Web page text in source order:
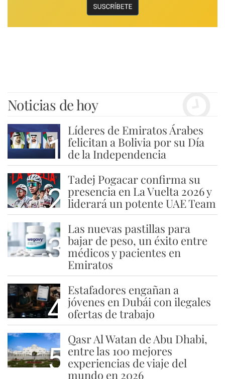
Noticias de hoy
1
Líderes de Emiratos Árabes
felicitan a Bolivia por su Día
de la Independencia
2
Tadej Pogacar confirma su
presencia en La Vuelta 2026 y
liderará un potente UAE Team
3
Las nuevas pastillas para
bajar de peso, un éxito entre
médicos y pacientes en
Emiratos
4
Estafadores engañan a
jóvenes en Dubái con ilegales
ofertas de trabajo
5
Qasr Al Watan de Abu Dhabi,
entre las 100 mejores
experiencias de viaje del
mundo en 2026